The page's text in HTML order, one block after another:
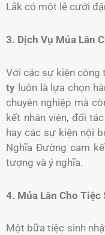
Lắk có một lễ cưới
3. Dịch Vụ Múa Lân
Với các sự kiện công
ty luôn là lựa chọn
chuyên nghiệp mà
kết nhân viên, đối
hay các sự kiện nội
Nghĩa Đường cam
tượng và ý nghĩa.
4. Múa Lân Cho Tiệc
Một bữa tiệc sinh